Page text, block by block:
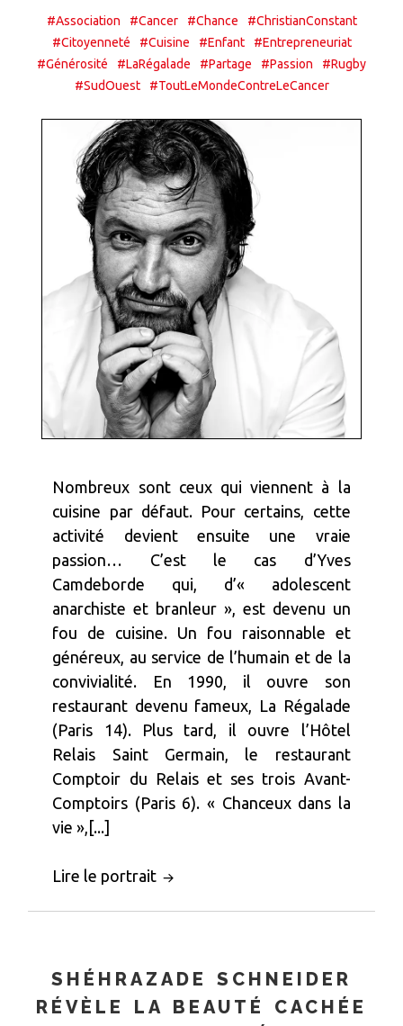
#Association #Cancer #Chance
#ChristianConstant
#Citoyenneté
#Cuisine #Enfant
#Entrepreneuriat
#Générosité
#LaRégalade #Partage #Passion
#Rugby
#SudOuest
#ToutLeMondeContreLeCancer
Nombreux sont ceux qui viennent à la
cuisine par défaut. Pour certains, cette
activité devient ensuite une vraie
passion… C’est le cas d’Yves
Camdeborde qui, d’« adolescent
anarchiste et branleur », est devenu un
fou de cuisine. Un fou raisonnable et
généreux, au service de l’humain et de la
convivialité. En 1990, il ouvre son
restaurant devenu fameux, La Régalade
(Paris 14). Plus tard, il ouvre l’Hôtel
Relais Saint Germain, le restaurant
Comptoir du Relais et ses trois Avant-
Comptoirs (Paris 6). « Chanceux dans la
vie »,[...]
Lire le portrait
SHÉHRAZADE SCHNEIDER
RÉVÈLE LA BEAUTÉ CACHÉE